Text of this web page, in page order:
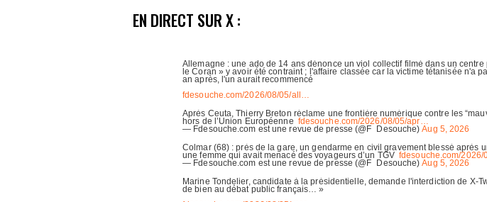
EN DIRECT SUR X :